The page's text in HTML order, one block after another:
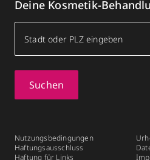
Deine Kosmetik-
Suchen
Nutzungsbedingungen
Haftungsausschluss
Haftung für Links